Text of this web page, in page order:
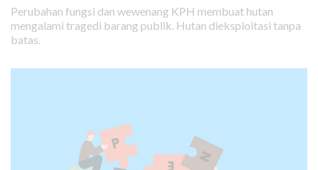
Perubahan fungsi dan wewenang KPH membuat hutan
mengalami tragedi barang publik. Hutan dieksploitasi tanpa
batas.